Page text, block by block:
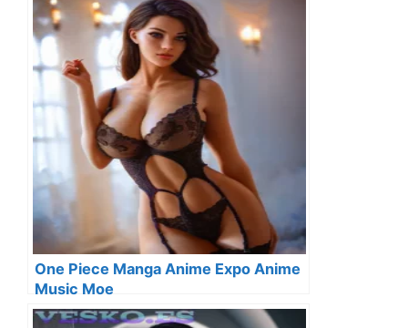
One Piece Manga Anime Expo Anime
Music Moe